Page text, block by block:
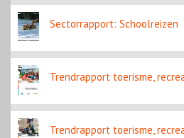
Sectorrapport: Schoolreizen
Trendrapport toerisme,
Trendrapport toerisme,